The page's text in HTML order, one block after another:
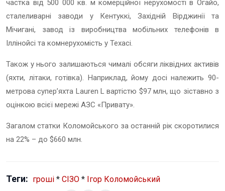
частка від 500 000 кв. м комерційної нерухомості в Огайо,
сталеливарні заводи у Кентуккі, Західній Вірджинії та
Мічигані, завод із виробництва мобільних телефонів в
Іллінойсі та комнерухомість у Техасі.
Також у нього залишаються чималі обсяги ліквідних активів
(яхти, літаки, готівка). Наприклад, йому досі належить 90-
метрова супер’яхта Lauren L вартістю $97 млн, що зіставно з
оцінкою всієї мережі АЗС «Привату».
Загалом статки Коломойського за останній рік скоротилися
на 22% – до $660 млн.
Теги: гроші * СІЗО * Ігор Коломойський